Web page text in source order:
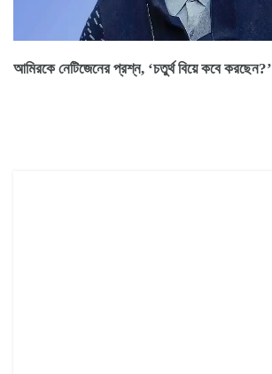
আমিরকে নেটিজেনের প্রশ্ন, ‘চতুর্থ বিয়ে কবে করছেন?’